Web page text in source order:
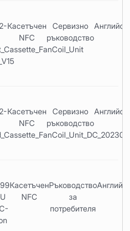
Касетъчен
NFC
Сервизно
ръководство
Касетъчен
NFC
Сервизно
ръководство
Касетъчен
NFC
Ръководство
за
потребителя